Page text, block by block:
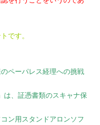
です。
ペーパレス経理への挑戦
は、証憑書類のスキャナ保
ン用スタンドアロンソフ